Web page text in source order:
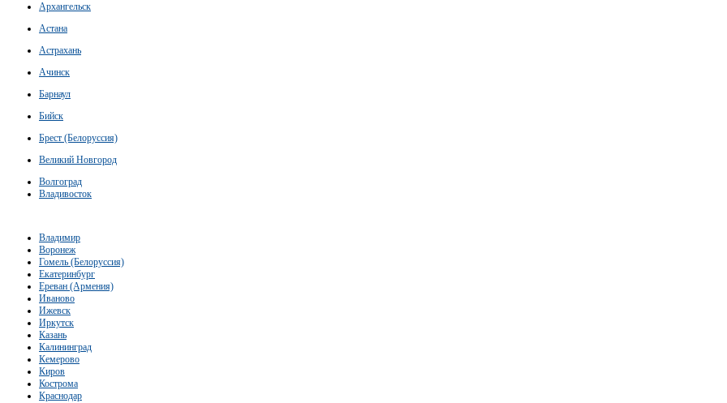
Архангельск
Астана
Астрахань
Ачинск
Барнаул
Бийск
Брест (Белоруссия)
Великий Новгород
Волгоград
Владивосток
Владимир
Воронеж
Гомель (Белоруссия)
Екатеринбург
Ереван (Армения)
Иваново
Ижевск
Иркутск
Казань
Калининград
Кемерово
Киров
Кострома
Краснодар